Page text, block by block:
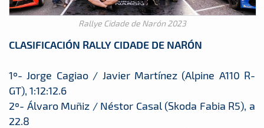
Rallye Cidade de Narón 2023
CLASIFICACIÓN RALLY CIDADE DE NARÓN
1º- Jorge Cagiao / Javier Martínez (Alpine A110 R-
GT), 1:12:12.6
2º- Álvaro Muñiz / Néstor Casal (Skoda Fabia R5), a
22.8